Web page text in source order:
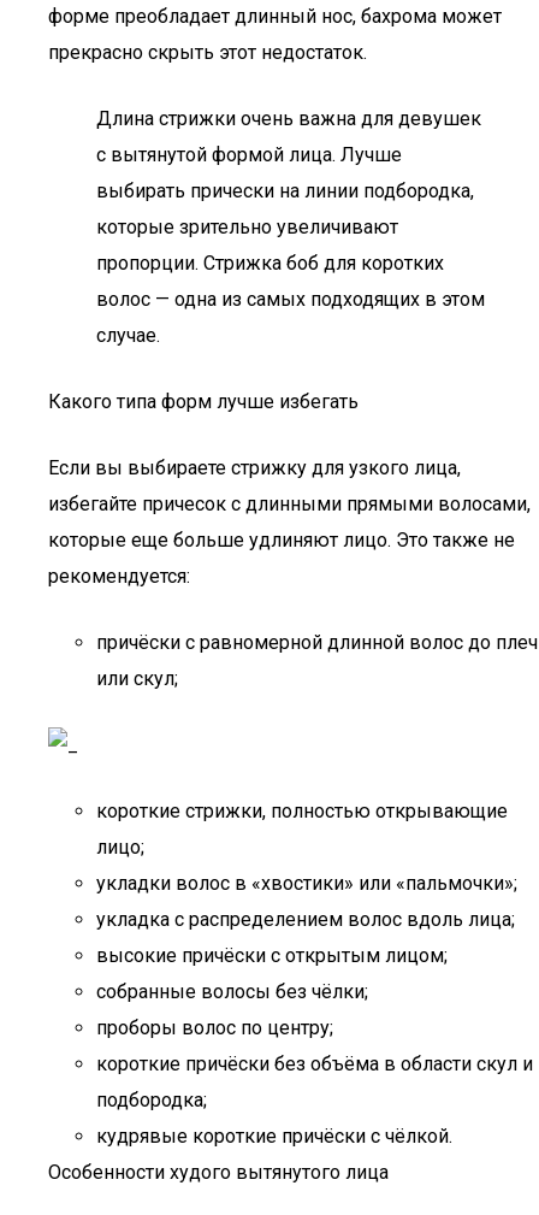
форме преобладает длинный нос, бахрома может
прекрасно скрыть этот недостаток.
Длина стрижки очень важна для девушек
с вытянутой формой лица. Лучше
выбирать прически на линии подбородка,
которые зрительно увеличивают
пропорции. Стрижка боб для коротких
волос — одна из самых подходящих в этом
случае.
Какого типа форм лучше избегать
Если вы выбираете стрижку для узкого лица,
избегайте причесок с длинными прямыми волосами,
которые еще больше удлиняют лицо. Это также не
рекомендуется:
причёски с равномерной длинной волос до плеч
или скул;
короткие стрижки, полностью открывающие
лицо;
укладки волос в «хвостики» или «пальмочки»;
укладка с распределением волос вдоль лица;
высокие причёски с открытым лицом;
собранные волосы без чёлки;
проборы волос по центру;
короткие причёски без объёма в области скул и
подбородка;
кудрявые короткие причёски с чёлкой.
Особенности худого вытянутого лица